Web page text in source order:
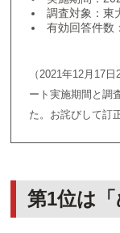
調査対象：東
有効回答件数
（2021年12月17
ート実施期間と調
た。お詫びして訂
第1位は「